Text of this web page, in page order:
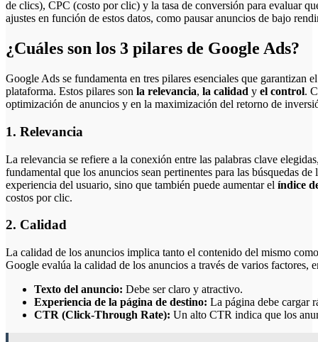
de clics), CPC (costo por clic) y la tasa de conversión para evaluar
ajustes en función de estos datos, como pausar anuncios de bajo
¿Cuáles son los 3 pilares de Google Ads?
Google Ads se fundamenta en tres pilares esenciales que garantizan
plataforma. Estos pilares son la relevancia, la calidad y el control.
optimización de anuncios y en la maximización del retorno de
1. Relevancia
La relevancia se refiere a la conexión entre las palabras clave
fundamental que los anuncios sean pertinentes para las búsquedas
experiencia del usuario, sino que también puede aumentar el índice
costos por clic.
2. Calidad
La calidad de los anuncios implica tanto el contenido del mismo
Google evalúa la calidad de los anuncios a través de varios factores,
Texto del anuncio: Debe ser claro y atractivo.
Experiencia de la página de destino: La página debe cargar
CTR (Click-Through Rate): Un alto CTR indica que los